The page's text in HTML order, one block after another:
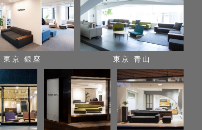
東京 銀座 東京 青山